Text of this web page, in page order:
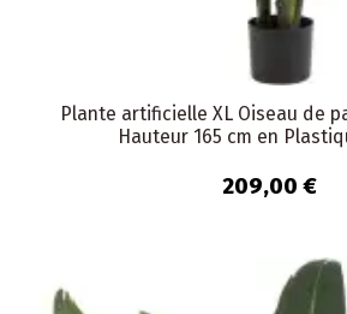
Plante artificielle XL Oiseau de
Hauteur 165 cm en
209,00 €